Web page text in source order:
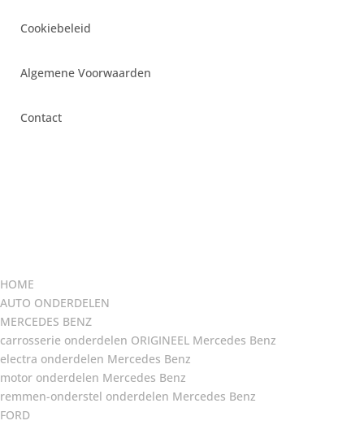
Cookiebeleid
Algemene Voorwaarden
Contact
HOME
AUTO ONDERDELEN
MERCEDES BENZ
carrosserie onderdelen ORIGINEEL Mercedes Benz
electra onderdelen Mercedes Benz
motor onderdelen Mercedes Benz
remmen-onderstel onderdelen Mercedes Benz
FORD